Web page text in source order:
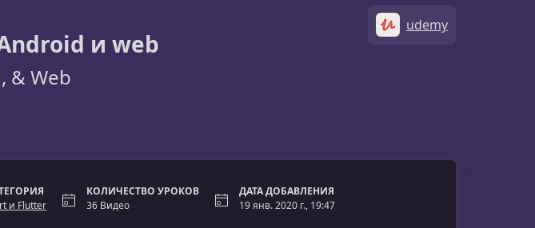
и web
& Web
udemy
и Flutter
КОЛИЧЕСТВО УРОКОВ
36 Видео
ДАТА ДОБАВЛЕНИЯ
19 янв. 2020 г., 19:47